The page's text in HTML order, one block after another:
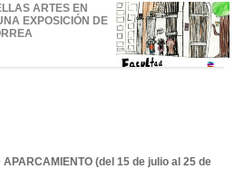
ARTES EN
EXPOSICIÓN DE
(del 15 de julio al 25 de